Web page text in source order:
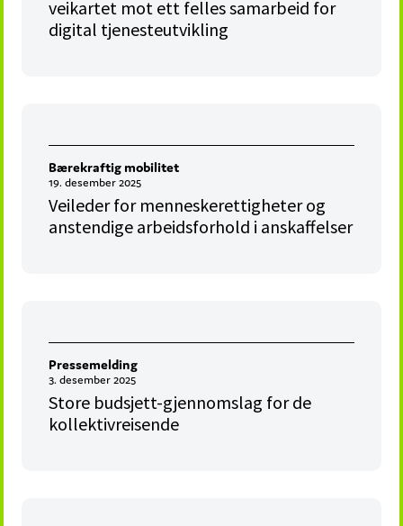
veikartet mot ett felles samarbeid for
digital tjenesteutvikling
Bærekraftig mobilitet
19. desember 2025
Veileder for menneskerettigheter og
anstendige arbeidsforhold i anskaffelser
Pressemelding
3. desember 2025
Store budsjett-gjennomslag for de
kollektivreisende